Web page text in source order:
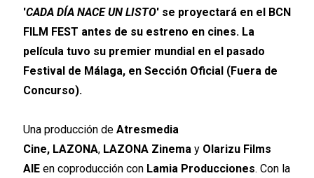
'CADA DÍA NACE UN LISTO' se proyectará en el BCN
FILM FEST antes de su estreno en cines. La
película tuvo su premier mundial en el pasado
Festival de Málaga, en Sección Oficial (Fuera de
Concurso).
Una producción de Atresmedia
Cine, LAZONA, LAZONA Zinema y Olarizu Films
AIE en coproducción con Lamia Producciones. Con la